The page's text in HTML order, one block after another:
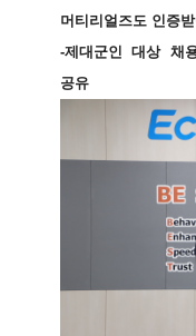
머티리얼즈도 인증
-제대군인 대상 채
공유